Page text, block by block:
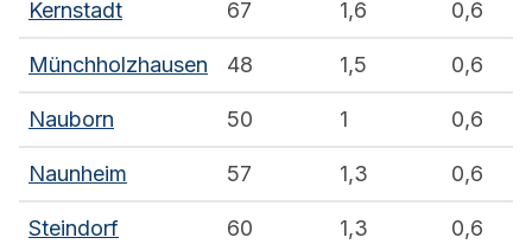
Kernstadt 67 1,6 0,6
Münchholzhausen 48 1,5 0,6
Nauborn 50 1 0,6
Naunheim 57 1,3 0,6
Steindorf 60 1,3 0,6